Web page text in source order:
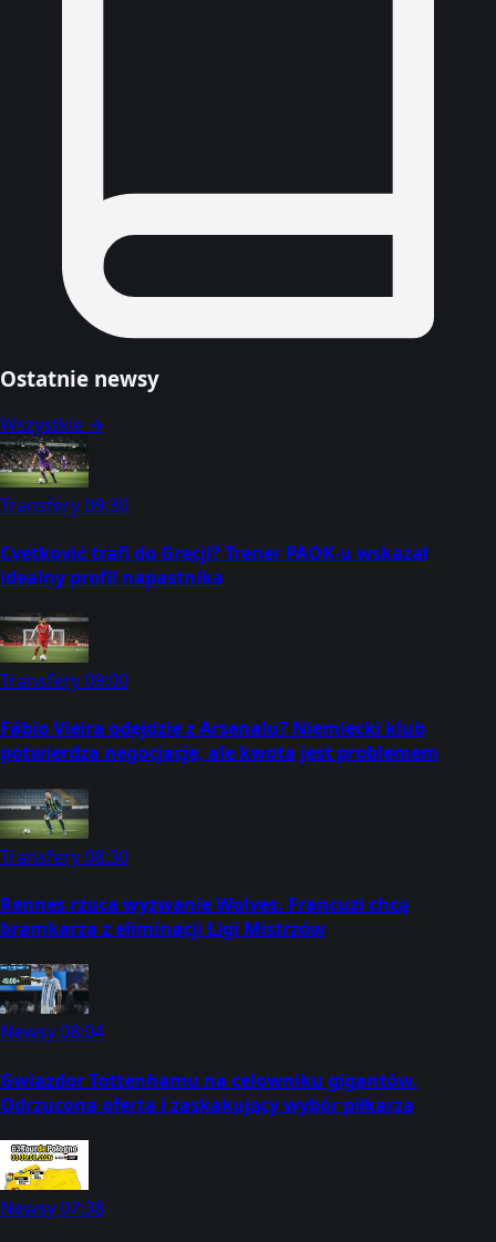
Ostatnie newsy
Wszystkie →
Transfery09:30
Cvetković trafi do Grecji? Trener PAOK-u wskazał
idealny profil napastnika
Transfery09:00
Fábio Vieira odejdzie z Arsenalu? Niemiecki klub
potwierdza negocjacje, ale kwota jest problemem
Transfery08:30
Rennes rzuca wyzwanie Wolves. Francuzi chcą
bramkarza z eliminacji Ligi Mistrzów
Newsy08:04
Gwiazdor Tottenhamu na celowniku gigantów.
Odrzucona oferta i zaskakujący wybór piłkarza
Newsy07:38